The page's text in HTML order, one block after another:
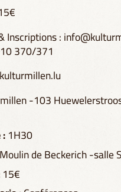
Inscriptions :
370/371
-103
:1H30
Moulin de Beckerich -salle
15€